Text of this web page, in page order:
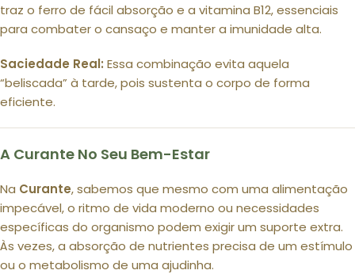
traz o ferro de fácil absorção e a vitamina B12, essenciais
para combater o cansaço e manter a imunidade alta.
Saciedade Real: Essa combinação evita aquela
“beliscada” à tarde, pois sustenta o corpo de forma
eficiente.
A Curante No Seu Bem-Estar
Na Curante, sabemos que mesmo com uma alimentação
impecável, o ritmo de vida moderno ou necessidades
específicas do organismo podem exigir um suporte extra.
Às vezes, a absorção de nutrientes precisa de um estímulo
ou o metabolismo de uma ajudinha.